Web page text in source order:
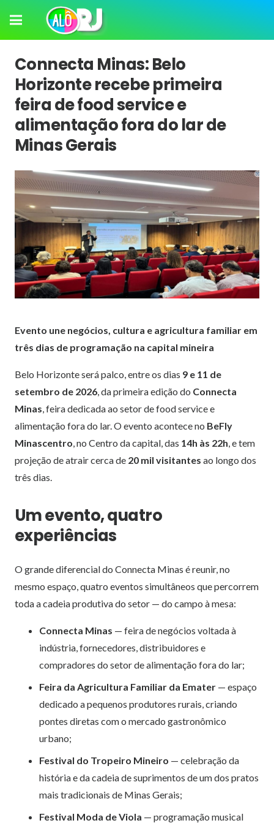
Connecta Minas: Belo
Horizonte recebe primeira
feira de food service e
alimentação fora do lar de
Minas Gerais
Evento une negócios, cultura e agricultura familiar em
três dias de programação na capital mineira
Belo Horizonte será palco, entre os dias 9 e 11 de
setembro de 2026, da primeira edição do Connecta
Minas, feira dedicada ao setor de food service e
alimentação fora do lar. O evento acontece no BeFly
Minascentro, no Centro da capital, das 14h às 22h, e tem
projeção de atrair cerca de 20 mil visitantes ao longo dos
três dias.
Um evento, quatro
experiências
O grande diferencial do Connecta Minas é reunir, no
mesmo espaço, quatro eventos simultâneos que percorrem
toda a cadeia produtiva do setor — do campo à mesa:
Connecta Minas — feira de negócios voltada à
indústria, fornecedores, distribuidores e
compradores do setor de alimentação fora do lar;
Feira da Agricultura Familiar da Emater — espaço
dedicado a pequenos produtores rurais, criando
pontes diretas com o mercado gastronômico
urbano;
Festival do Tropeiro Mineiro — celebração da
história e da cadeia de suprimentos de um dos pratos
mais tradicionais de Minas Gerais;
Festival Moda de Viola — programação musical